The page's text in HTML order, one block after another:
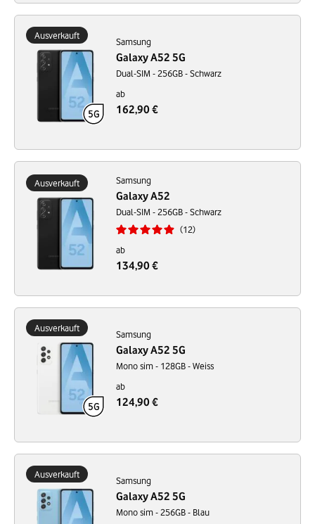
Ausverkauft
Samsung
Galaxy A52 5G
Dual-SIM - 256GB - Schwarz
ab
162,90 €
Ausverkauft Samsung
Galaxy A52
Dual-SIM - 256GB - Schwarz
12
ab
134,90 €
Ausverkauft
Samsung
Galaxy A52 5G
Mono sim - 128GB - Weiss
ab
124,90 €
Ausverkauft
Samsung
Galaxy A52 5G
Mono sim - 256GB - Blau